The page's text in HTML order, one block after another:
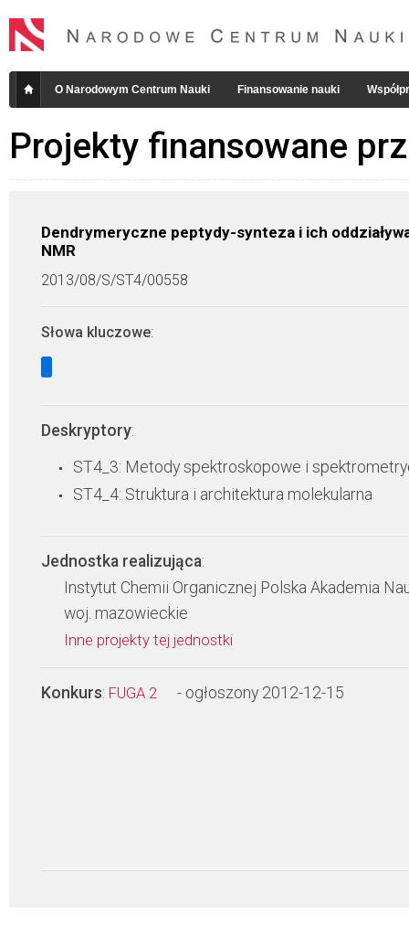
O Narodowym Centrum Nauki Finansowanie nauki
Projekty finansowane
Dendrymeryczne peptydy-synteza i ich
NMR
2013/08/S/ST4/00558
Słowa kluczowe:
Deskryptory:
ST4_3: Metody spektroskopowe i
ST4_4: Struktura i architektura molekularna
Jednostka realizująca:
Instytut Chemii Organicznej Polska Akademia
woj. mazowieckie
Inne projekty tej jednostki
Konkurs: FUGA 2 - ogłoszony 2012-12-15